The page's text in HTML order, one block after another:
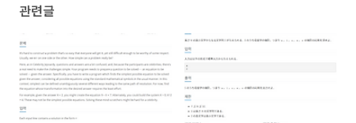
관련글